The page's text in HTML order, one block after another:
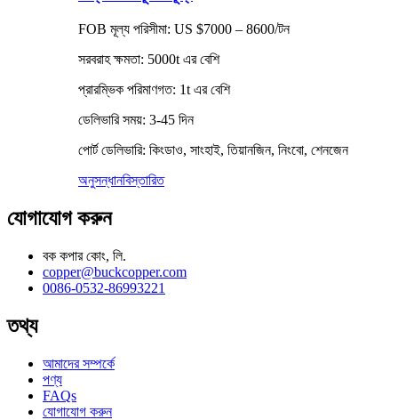
FOB মূল্য পরিসীমা: US $7000 – 8600/টন
সরবরাহ ক্ষমতা: 5000t এর বেশি
প্রারম্ভিক পরিমাণগত: 1t এর বেশি
ডেলিভারি সময়: 3-45 দিন
পোর্ট ডেলিভারি: কিংডাও, সাংহাই, তিয়ানজিন, নিংবো, শেনজেন
অনুসন্ধানবিস্তারিত
যোগাযোগ করুন
বক কপার কোং, লি.
copper@buckcopper.com
0086-0532-86993221
তথ্য
আমাদের সম্পর্কে
পণ্য
FAQs
যোগাযোগ করুন